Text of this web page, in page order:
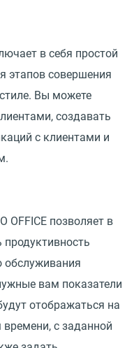
в себя простой
этапов совершения
Вы можете
создавать
с клиентами и
OFFICE позволяет в
обслуживания
вам показатели
отображаться на
с заданной